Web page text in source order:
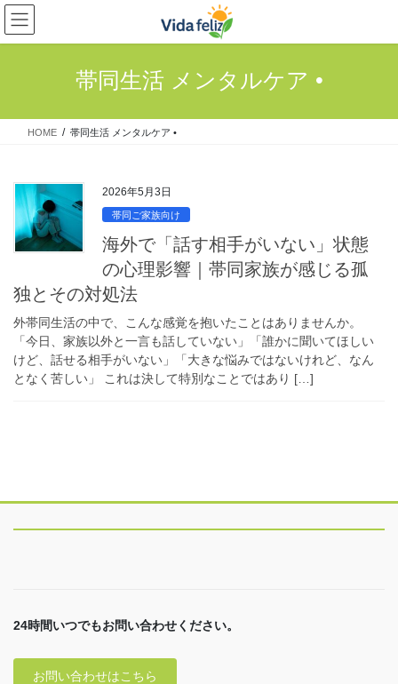
コ
ン
テ
ス
ナ
ビ
ゲ
ン
帯同生活 メンタルケア •
HOME 帯同生活 メンタルケア •
2026年5月3日
帯同ご家族向け
海外で「話す相手がいない」状態
の心理影響｜帯同家族が感じる孤
独とその対処法
外帯同生活の中で、こんな感覚を抱いたことはありませんか。
「今日、家族以外と一言も話していない」「誰かに聞いてほしい
けど、話せる相手がいない」「大きな悩みではないけれど、なん
となく苦しい」 これは決して特別なことではあり […]
24時間いつでもお問い合わせください。
お問い合わせはこちら